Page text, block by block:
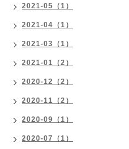
2021-05（1）
2021-04（1）
2021-03（1）
2021-01（2）
2020-12（2）
2020-11（2）
2020-09（1）
2020-07（1）